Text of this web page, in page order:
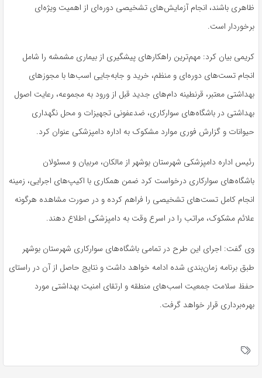
ظاهری باشند، انجام آزمایش‌های تشخیصی دوره‌ای از اهمیت ویژه‌ای
برخوردار است.
کریمی بیان کرد: مهم‌ترین راهکارهای پیشگیری از بیماری مشمشه را شامل
انجام تست‌های دوره‌ای و منظم، خرید و جابه‌جایی اسب‌ها با مجوزهای
بهداشتی معتبر، قرنطینه دام‌های جدید قبل از ورود به مجموعه، رعایت اصول
بهداشتی در باشگاه‌های سوارکاری، ضدعفونی تجهیزات و محل نگهداری
حیوانات و گزارش فوری موارد مشکوک به اداره دامپزشکی عنوان کرد.
رئیس اداره دامپزشکی شهرستان بوشهر از مالکان، مربیان و مسئولان
باشگاه‌های سوارکاری درخواست کرد ضمن همکاری با اکیپ‌های اجرایی، زمینه
انجام کامل تست‌های تشخیصی را فراهم کرده و در صورت مشاهده هرگونه
علائم مشکوک، مراتب را در اسرع وقت به دامپزشکی اطلاع دهند.
وی گفت: اجرای این طرح در تمامی باشگاه‌های سوارکاری شهرستان بوشهر
طبق برنامه زمان‌بندی شده ادامه خواهد داشت و نتایج حاصل از آن در راستای
حفظ سلامت جمعیت اسب‌های منطقه و ارتقای امنیت بهداشتی مورد
بهره‌برداری قرار خواهد گرفت.